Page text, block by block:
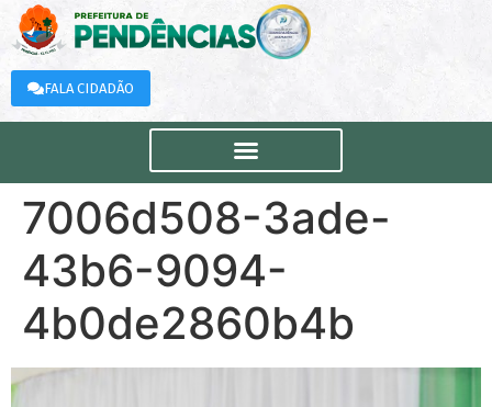
FALA CIDADÃO
7006d508-3ade-
43b6-9094-
4b0de2860b4b